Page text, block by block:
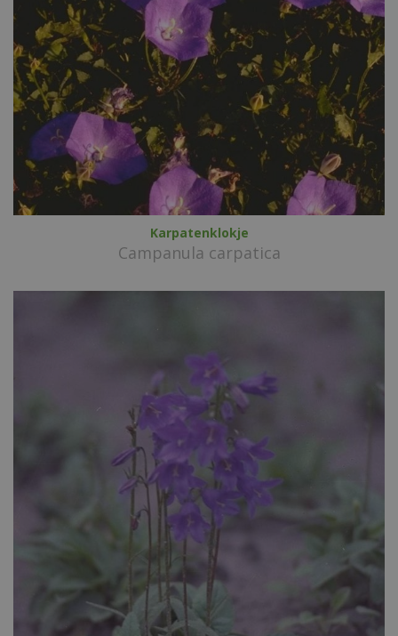
Karpatenklokje
Campanula carpatica